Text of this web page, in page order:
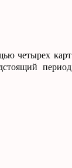
четырех карт
период